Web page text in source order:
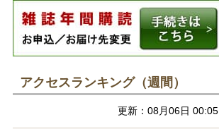
アクセスランキング（週間）
更新：08月06日 00:05